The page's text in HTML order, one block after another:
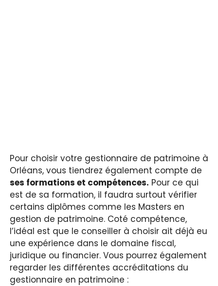
Pour choisir votre gestionnaire de patrimoine à
Orléans, vous tiendrez également compte de
ses formations et compétences. Pour ce qui
est de sa formation, il faudra surtout vérifier
certains diplômes comme les Masters en
gestion de patrimoine. Coté compétence,
l’idéal est que le conseiller à choisir ait déjà eu
une expérience dans le domaine fiscal,
juridique ou financier. Vous pourrez également
regarder les différentes accréditations du
gestionnaire en patrimoine :